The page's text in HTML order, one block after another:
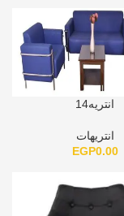
انتريه14
انتريهات
EGP0.00